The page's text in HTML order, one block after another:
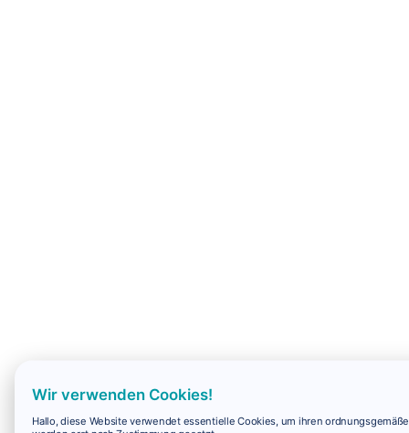
Wir verwenden Cookies!
Hallo, diese Website verwendet essentielle Cookies, um ihren